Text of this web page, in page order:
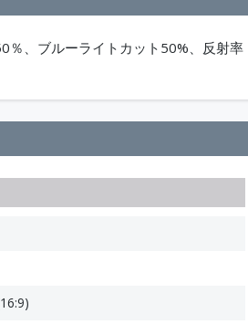
％、ブルーライトカット50%、反射率